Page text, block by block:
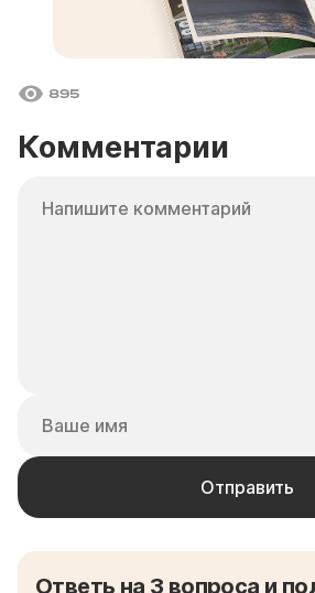
895
Комментарии
Ответь на 3 вопроса и